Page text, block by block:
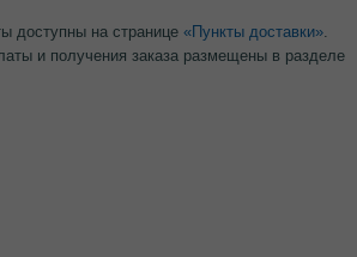
доступны на странице «Пункты доставки»
и получения заказа размещены в разделе